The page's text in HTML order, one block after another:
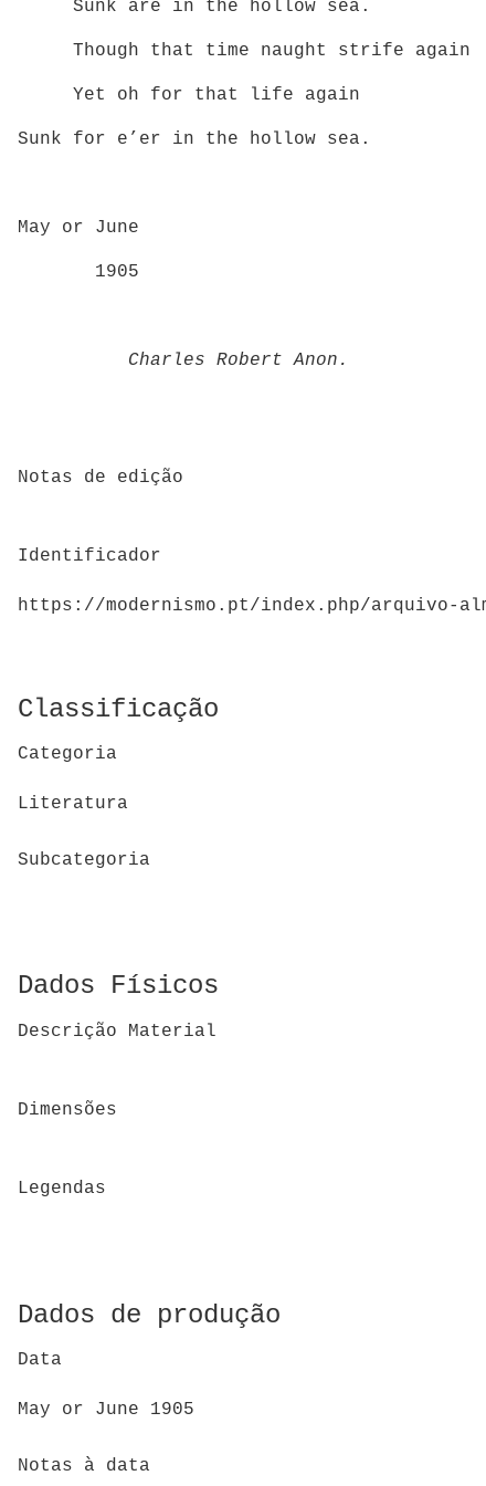
Sunk are in the hollow sea.
Though that time naught strife again
Yet oh for that life again
Sunk for e’er in the hollow sea.
May or June
1905
Charles Robert Anon.
Notas de edição
Identificador
https://modernismo.pt/index.php/arquivo-
Classificação
Categoria
Literatura
Subcategoria
Dados Físicos
Descrição Material
Dimensões
Legendas
Dados de produção
Data
May or June 1905
Notas à data